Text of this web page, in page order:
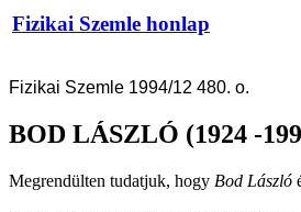
Fizikai Szemle honlap
Fizikai Szemle 1994/12 480. o.
BOD LÁSZLÓ (1924 -
Megrendülten tudatjuk, hogy Bod László